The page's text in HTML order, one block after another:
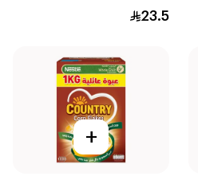
375جرام
23.5
+